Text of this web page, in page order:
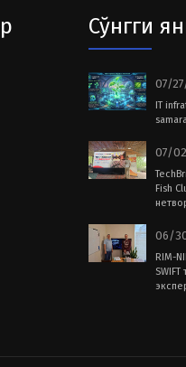
Сўнгги
07/
IT
07/
Fish
06/
RIM-